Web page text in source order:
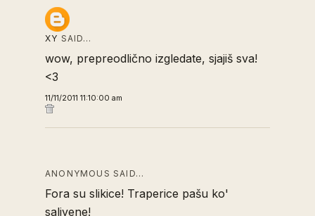
XY SAID…
wow, prepreodlično izgledate, sjajiš sva!
<3
11/11/2011 11:10:00 am
ANONYMOUS SAID…
Fora su slikice! Traperice pašu ko'
salivene!